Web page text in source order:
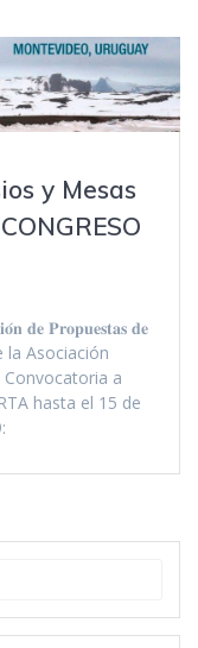
y Mesas
𝐝𝐞 𝐏𝐫𝐨𝐩𝐮𝐞𝐬𝐭𝐚𝐬 𝐝𝐞
la Asociación
a
hasta el 15 de